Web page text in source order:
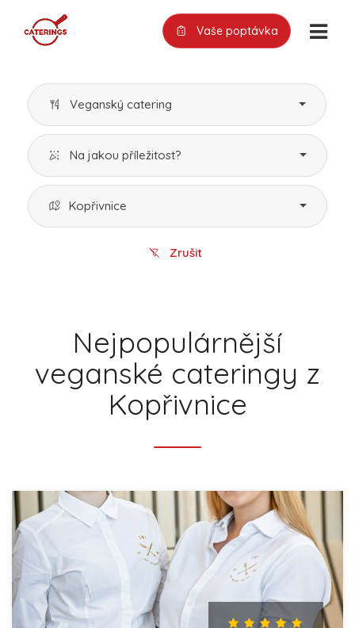
Vaše poptávka
Veganský catering
Na jakou příležitost?
Kopřivnice
Zrušit
Nejpopulárnější
veganské cateringy z
Kopřivnice